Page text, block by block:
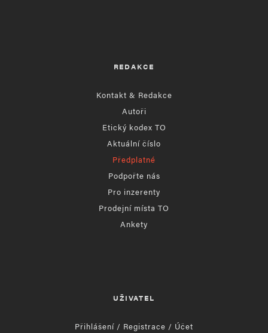
REDAKCE
Kontakt & Redakce
Autoři
Etický kodex TO
Aktuální číslo
Předplatné
Podpořte nás
Pro inzerenty
Prodejní místa TO
Ankety
UŽIVATEL
Přihlášení / Registrace / Účet